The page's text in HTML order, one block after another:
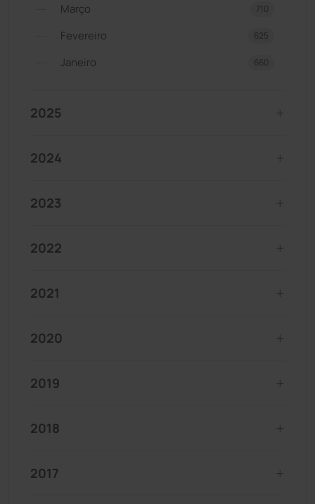
Março 710
Fevereiro 625
Janeiro 660
2025
2024
2023
2022
2021
2020
2019
2018
2017